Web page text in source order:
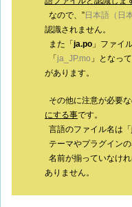
なので、”日本語（日本
認識されません。
また「ja.po 」ファイ
「ja_JP.mo 」となっ
があります。
その他に注意が必要な
にする事です。
言語のファイル名は
テーマやプラグイン
名前が揃っていなけ
ありません。